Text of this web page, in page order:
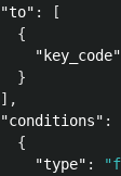
"to" :
[
{
"key_code"
}
],
"conditions" :
{
"type" :